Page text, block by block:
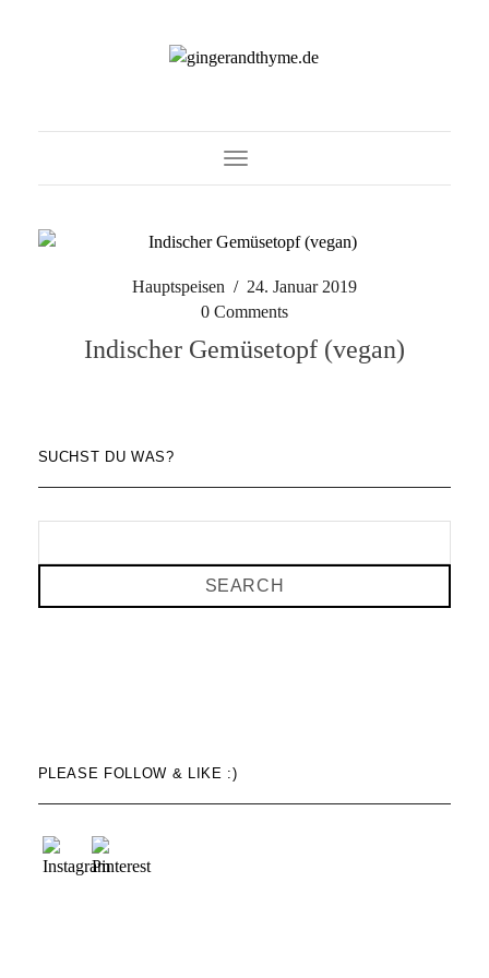
Toggle Navigation
Hauptspeisen / 24. Januar 2019
0 Comments
Indischer Gemüsetopf (vegan)
SUCHST DU WAS?
SEARCH
PLEASE FOLLOW & LIKE :)